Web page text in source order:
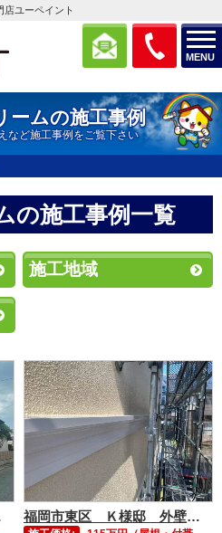
MENU
店ユーペイント
ームの施工事例
など施工事例をご覧下さい
の施工事例一覧
施工地域
事 福岡市東区 Ｋ様邸 外壁塗装工事